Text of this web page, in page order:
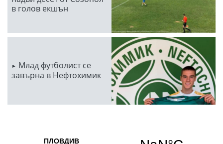
в голов екшън
Млад футболист се
завърна в Нефтохимик